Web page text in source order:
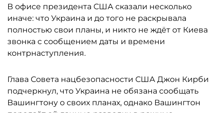
В офисе президента США сказали несколько
иначе: что Украина и до того не раскрывала
полностью свои планы, и никто не ждёт от Киева
звонка с сообщением даты и времени
контрнаступления.
Глава Совета нацбезопасности США Джон Кирби
подчеркнул, что Украина не обязана сообщать
Вашингтону о своих планах, однако Вашингтон